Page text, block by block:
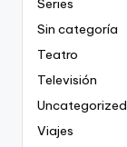
Series
Sin categoría
Teatro
Televisión
Uncategorized
Viajes